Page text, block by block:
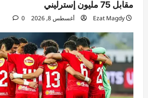
مقابل 75 مليون إسترليني
Ezat Magdy أغسطس 8, 2026 0